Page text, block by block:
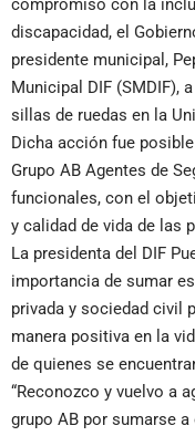
compromiso con la
discapacidad, el
presidente municipal,
Municipal DIF (SMDIF),
sillas de ruedas en la
Dicha acción fue
Grupo AB Agentes de
funcionales, con el
y calidad de vida de las
La presidenta del DIF
importancia de sumar
privada y sociedad civil
manera positiva en la
de quienes se
“Reconozco y vuelvo a
grupo AB por sumarse